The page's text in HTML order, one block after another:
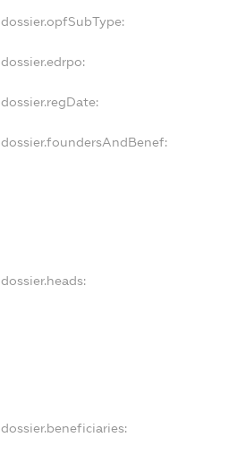
dossier.opfSubType:
dossier.edrpo:
dossier.regDate:
dossier.foundersAndBenef:
dossier.heads:
dossier.beneficiaries: